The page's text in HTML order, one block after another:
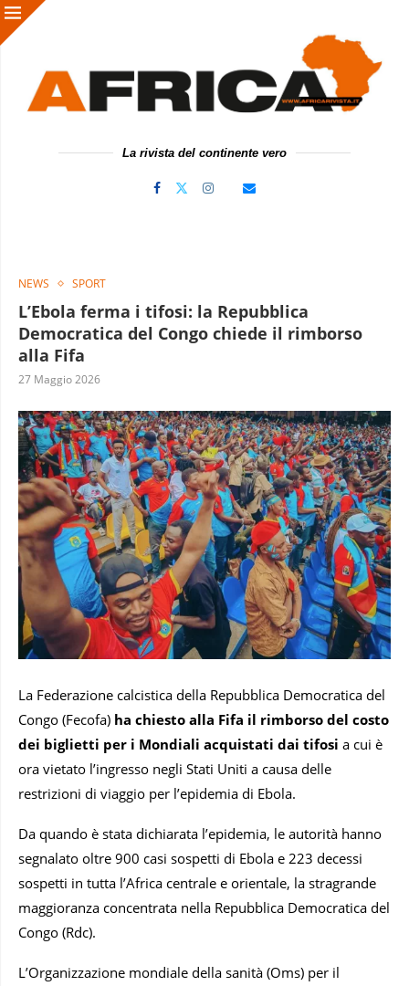
La rivista del continente vero
NEWS SPORT
L’Ebola ferma i tifosi: la Repubblica
Democratica del Congo chiede il rimborso
alla Fifa
27 Maggio 2026
La Federazione calcistica della Repubblica Democratica del
Congo (Fecofa) ha chiesto alla Fifa il rimborso del costo
dei biglietti per i Mondiali acquistati dai tifosi a cui è
ora vietato l’ingresso negli Stati Uniti a causa delle
restrizioni di viaggio per l’epidemia di Ebola.
Da quando è stata dichiarata l’epidemia, le autorità hanno
segnalato oltre 900 casi sospetti di Ebola e 223 decessi
sospetti in tutta l’Africa centrale e orientale, la stragrande
maggioranza concentrata nella Repubblica Democratica del
Congo (Rdc).
L’Organizzazione mondiale della sanità (Oms) per il